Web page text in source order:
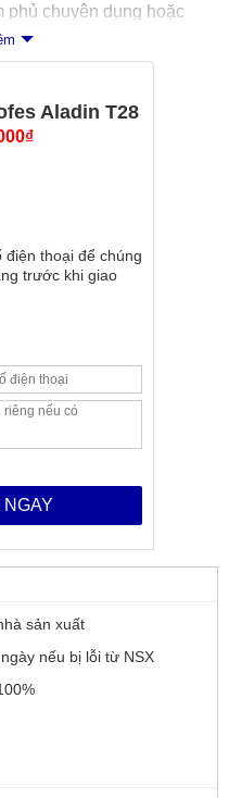
phủ chuyên dụng hoặc
và các vật dụng khác có
– Phố Bóng Bàn
Aladin T28
₫
điện thoại để chúng
trước khi giao
sản xuất
nếu bị lỗi từ NSX